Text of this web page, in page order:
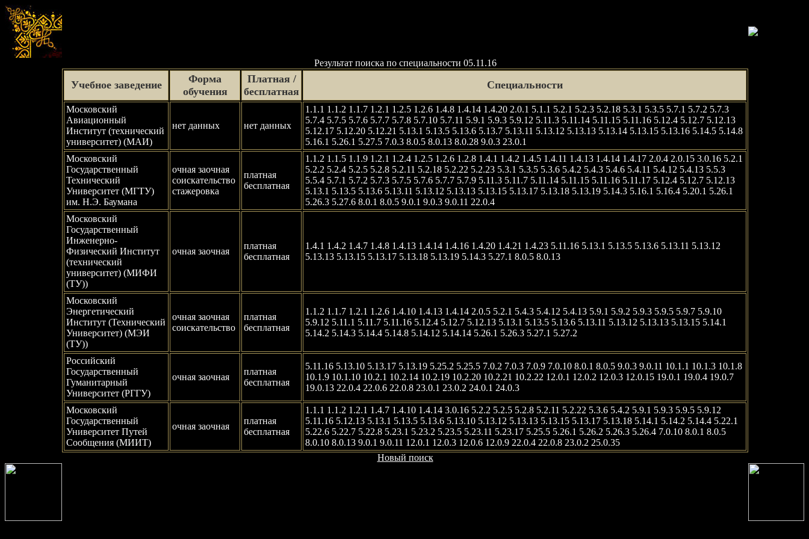
Результат поиска по специальности 05.11.16
Учебное заведение
Форма
обучения
Платная /
бесплатная
Специальности
Московский
Авиационный
Институт (технический
университет) (МАИ)
нет данных нет данных
1.1.1 1.1.2 1.1.7 1.2.1 1.2.5 1.2.6 1.4.8 1.4.14 1.4.20 2.0.1 5.1.1 5.2.1 5.2.3 5.2.18 5.3.1 5.3.5 5.7.1 5.7.2 5.7.3
5.7.4 5.7.5 5.7.6 5.7.7 5.7.8 5.7.10 5.7.11 5.9.1 5.9.3 5.9.12 5.11.3 5.11.14 5.11.15 5.11.16 5.12.4 5.12.7 5.12.13
5.12.17 5.12.20 5.12.21 5.13.1 5.13.5 5.13.6 5.13.7 5.13.11 5.13.12 5.13.13 5.13.14 5.13.15 5.13.16 5.14.5 5.14.8
5.16.1 5.26.1 5.27.5 7.0.3 8.0.5 8.0.13 8.0.28 9.0.3 23.0.1
Московский
Государственный
Технический
Университет (МГТУ)
им. Н.Э. Баумана
очная заочная
соискательство
стажеровка
платная
бесплатная
1.1.2 1.1.5 1.1.9 1.2.1 1.2.4 1.2.5 1.2.6 1.2.8 1.4.1 1.4.2 1.4.5 1.4.11 1.4.13 1.4.14 1.4.17 2.0.4 2.0.15 3.0.16 5.2.1
5.2.2 5.2.4 5.2.5 5.2.8 5.2.11 5.2.18 5.2.22 5.2.23 5.3.1 5.3.5 5.3.6 5.4.2 5.4.3 5.4.6 5.4.11 5.4.12 5.4.13 5.5.3
5.5.4 5.7.1 5.7.2 5.7.3 5.7.5 5.7.6 5.7.7 5.7.9 5.11.3 5.11.7 5.11.14 5.11.15 5.11.16 5.11.17 5.12.4 5.12.7 5.12.13
5.13.1 5.13.5 5.13.6 5.13.11 5.13.12 5.13.13 5.13.15 5.13.17 5.13.18 5.13.19 5.14.3 5.16.1 5.16.4 5.20.1 5.26.1
5.26.3 5.27.6 8.0.1 8.0.5 9.0.1 9.0.3 9.0.11 22.0.4
Московский
Государственный
Инженерно-
Физический Институт
(технический
университет) (МИФИ
(ТУ))
очная заочная
платная
бесплатная
1.4.1 1.4.2 1.4.7 1.4.8 1.4.13 1.4.14 1.4.16 1.4.20 1.4.21 1.4.23 5.11.16 5.13.1 5.13.5 5.13.6 5.13.11 5.13.12
5.13.13 5.13.15 5.13.17 5.13.18 5.13.19 5.14.3 5.27.1 8.0.5 8.0.13
Московский
Энергетический
Институт (Технический
Университет) (МЭИ
(ТУ))
очная заочная
соискательство
платная
бесплатная
1.1.2 1.1.7 1.2.1 1.2.6 1.4.10 1.4.13 1.4.14 2.0.5 5.2.1 5.4.3 5.4.12 5.4.13 5.9.1 5.9.2 5.9.3 5.9.5 5.9.7 5.9.10
5.9.12 5.11.1 5.11.7 5.11.16 5.12.4 5.12.7 5.12.13 5.13.1 5.13.5 5.13.6 5.13.11 5.13.12 5.13.13 5.13.15 5.14.1
5.14.2 5.14.3 5.14.4 5.14.8 5.14.12 5.14.14 5.26.1 5.26.3 5.27.1 5.27.2
Российский
Государственный
Гуманитарный
Университет (РГГУ)
очная заочная
платная
бесплатная
5.11.16 5.13.10 5.13.17 5.13.19 5.25.2 5.25.5 7.0.2 7.0.3 7.0.9 7.0.10 8.0.1 8.0.5 9.0.3 9.0.11 10.1.1 10.1.3 10.1.8
10.1.9 10.1.10 10.2.1 10.2.14 10.2.19 10.2.20 10.2.21 10.2.22 12.0.1 12.0.2 12.0.3 12.0.15 19.0.1 19.0.4 19.0.7
19.0.13 22.0.4 22.0.6 22.0.8 23.0.1 23.0.2 24.0.1 24.0.3
Московский
Государственный
Университет Путей
Сообщения (МИИТ)
очная заочная
платная
бесплатная
1.1.1 1.1.2 1.2.1 1.4.7 1.4.10 1.4.14 3.0.16 5.2.2 5.2.5 5.2.8 5.2.11 5.2.22 5.3.6 5.4.2 5.9.1 5.9.3 5.9.5 5.9.12
5.11.16 5.12.13 5.13.1 5.13.5 5.13.6 5.13.10 5.13.12 5.13.13 5.13.15 5.13.17 5.13.18 5.14.1 5.14.2 5.14.4 5.22.1
5.22.6 5.22.7 5.22.8 5.23.1 5.23.2 5.23.5 5.23.11 5.23.17 5.25.5 5.26.1 5.26.2 5.26.3 5.26.4 7.0.10 8.0.1 8.0.5
8.0.10 8.0.13 9.0.1 9.0.11 12.0.1 12.0.3 12.0.6 12.0.9 22.0.4 22.0.8 23.0.2 25.0.35
Новый поиск